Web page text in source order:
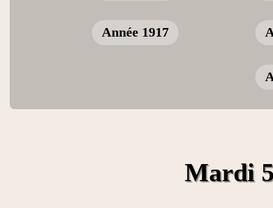
Année 1917
Mardi